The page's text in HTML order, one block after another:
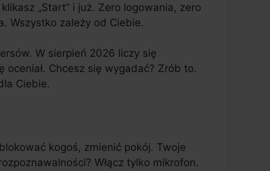
„Start” i już. Zero logowania, zero
Wszystko zależy od Ciebie.
W sierpień 2026 liczy się
Chcesz się wygadać? Zrób to.
Ciebie.
kogoś, zmienić pokój. Twoje
Włącz tylko mikrofon.